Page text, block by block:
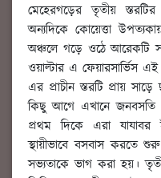
মেহেরগড়ের তৃতীয়
অন্যদিকে কোয়েত্তা
অঞ্চলে গড়ে ওঠে আরেকটি
ওয়াল্টার এ ফেয়ারসার্ভিস
এর প্রাচীন স্তরটি প্রায়
কিছু আগে এখানে জনবসতি
প্রথম দিকে এরা
স্থায়ীভাবে বসবাস করতে
সভ্যতাকে ভাগ করা হয়।